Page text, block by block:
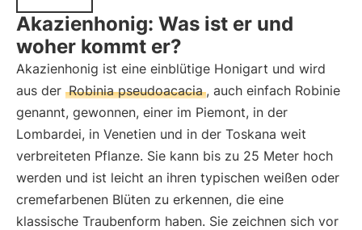
Akazienhonig: Was ist er und
woher kommt er?
Akazienhonig ist eine einblütige Honigart und wird
aus der Robinia pseudoacacia , auch einfach Robinie
genannt, gewonnen, einer im Piemont, in der
Lombardei, in Venetien und in der Toskana weit
verbreiteten Pflanze. Sie kann bis zu 25 Meter hoch
werden und ist leicht an ihren typischen weißen oder
cremefarbenen Blüten zu erkennen, die eine
klassische Traubenform haben. Sie zeichnen sich vor